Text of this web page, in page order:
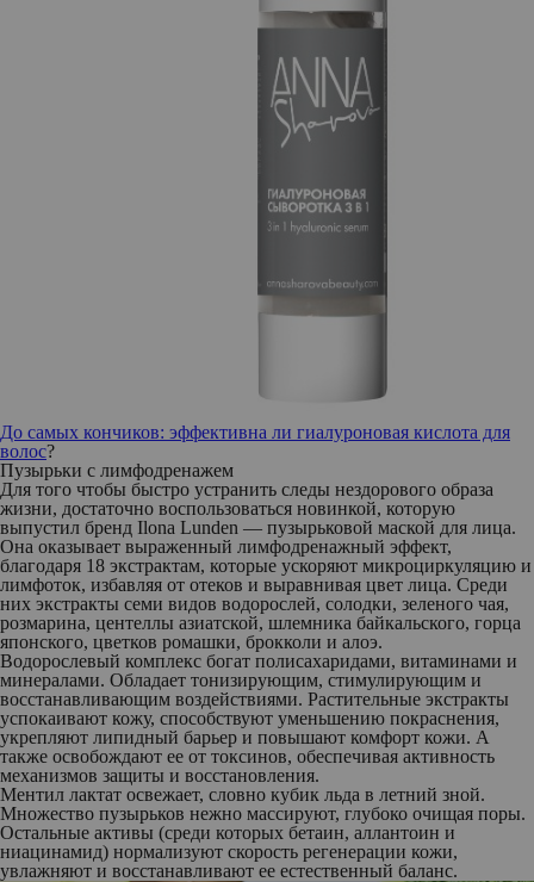
До самых кончиков: эффективна ли гиалуроновая кислота для
волос?
Пузырьки с лимфодренажем
Для того чтобы быстро устранить следы нездорового образа
жизни, достаточно воспользоваться новинкой, которую
выпустил бренд Ilona Lunden — пузырьковой маской для лица.
Она оказывает выраженный лимфодренажный эффект,
благодаря 18 экстрактам, которые ускоряют микроциркуляцию и
лимфоток, избавляя от отеков и выравнивая цвет лица. Среди
них экстракты семи видов водорослей, солодки, зеленого чая,
розмарина, центеллы азиатской, шлемника байкальского, горца
японского, цветков ромашки, брокколи и алоэ.
Водорослевый комплекс богат полисахаридами, витаминами и
минералами. Обладает тонизирующим, стимулирующим и
восстанавливающим воздействиями. Растительные экстракты
успокаивают кожу, способствуют уменьшению покраснения,
укрепляют липидный барьер и повышают комфорт кожи. А
также освобождают ее от токсинов, обеспечивая активность
механизмов защиты и восстановления.
Ментил лактат освежает, словно кубик льда в летний зной.
Множество пузырьков нежно массируют, глубоко очищая поры.
Остальные активы (среди которых бетаин, аллантоин и
ниацинамид) нормализуют скорость регенерации кожи,
увлажняют и восстанавливают ее естественный баланс.